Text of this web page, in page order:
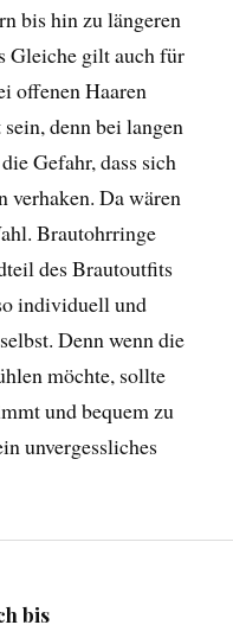
bis hin zu längeren
Gleiche gilt auch für
offenen Haaren
denn bei langen
Gefahr, dass sich
verhaken. Da wären
Brautohrringe
des Brautoutfits
individuell und
Denn wenn die
möchte, sollte
und bequem zu
unvergessliches
bis